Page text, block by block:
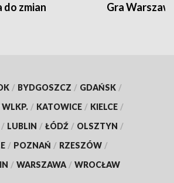
do zmian Gra
/ BYDGOSZCZ / GDAŃSK /
/ KATOWICE / KIELCE /
/ LUBLIN / ŁÓDŹ / OLSZTYN /
/ POZNAŃ / RZESZÓW /
/ WARSZAWA / WROCŁAW